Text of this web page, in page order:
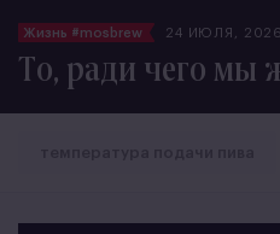
Жизнь #mosbrew 24 ИЮЛЯ, 2026
То, ради чего мы